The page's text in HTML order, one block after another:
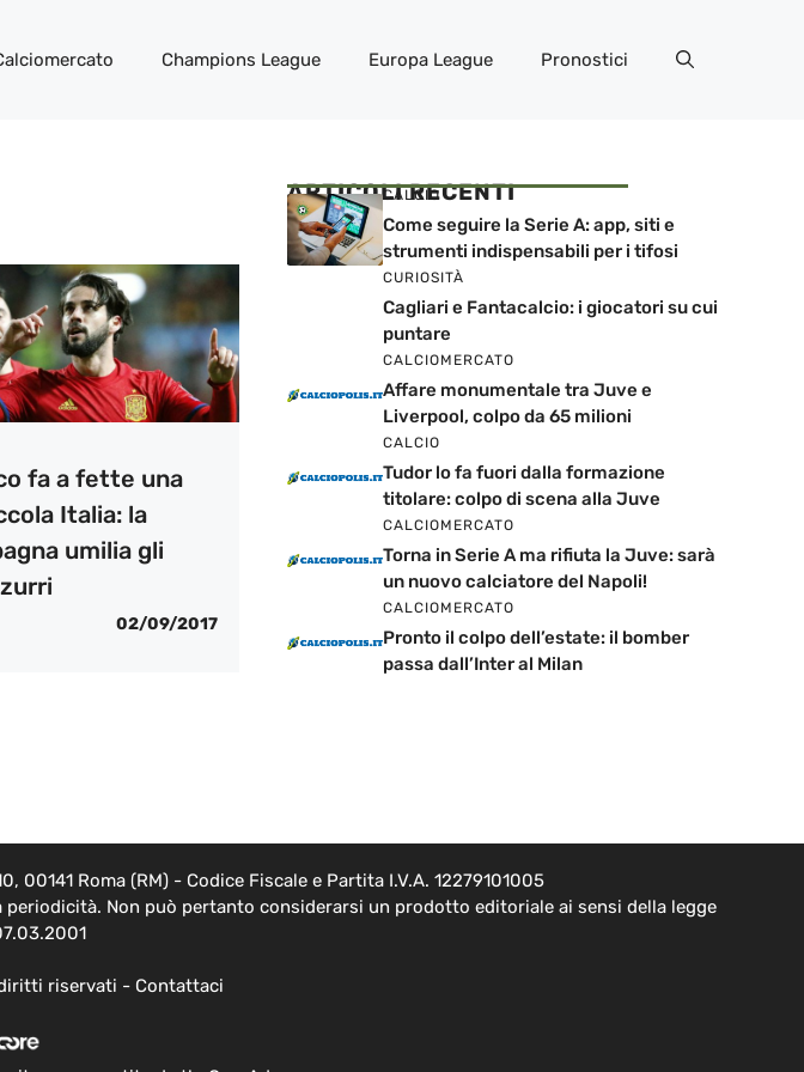
Champions League Europa League Pronostici
fa a fette una
Italia: la
umilia gli
02/09/2017
ARTICOLI RECENTI
CALCIO
Come seguire la Serie A: app, siti e
strumenti indispensabili per i tifosi
CURIOSITÀ
Cagliari e Fantacalcio: i giocatori su cui
puntare
CALCIOMERCATO
Affare monumentale tra Juve e
Liverpool, colpo da 65 milioni
CALCIO
Tudor lo fa fuori dalla formazione
titolare: colpo di scena alla Juve
CALCIOMERCATO
Torna in Serie A ma rifiuta la Juve: sarà
un nuovo calciatore del Napoli!
CALCIOMERCATO
Pronto il colpo dell’estate: il bomber
passa dall’Inter al Milan
00141 Roma (RM) - Codice Fiscale e Partita I.V.A. 12279101005
Non può pertanto considerarsi un prodotto editoriale ai sensi della legge
riservati - Contattaci